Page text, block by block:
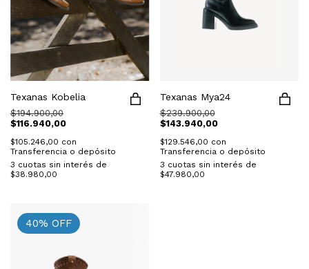
Texanas Kobelia
$194.900,00
$116.940,00
$105.246,00 con
Transferencia o depósito
3 cuotas sin interés de
$38.980,00
Texanas Mya24
$239.900,00
$143.940,00
$129.546,00 con
Transferencia o depósito
3 cuotas sin interés de
$47.980,00
40% OFF